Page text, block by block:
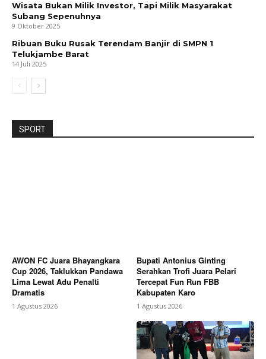
Wisata Bukan Milik Investor, Tapi Milik Masyarakat
Subang Sepenuhnya
9 Oktober 2025
Ribuan Buku Rusak Terendam Banjir di SMPN 1
Telukjambe Barat
14 Juli 2025
SPORT
AWON FC Juara Bhayangkara
Cup 2026, Taklukkan Pandawa
Lima Lewat Adu Penalti
Dramatis
1 Agustus 2026
Bupati Antonius Ginting
Serahkan Trofi Juara Pelari
Tercepat Fun Run FBB
Kabupaten Karo
1 Agustus 2026